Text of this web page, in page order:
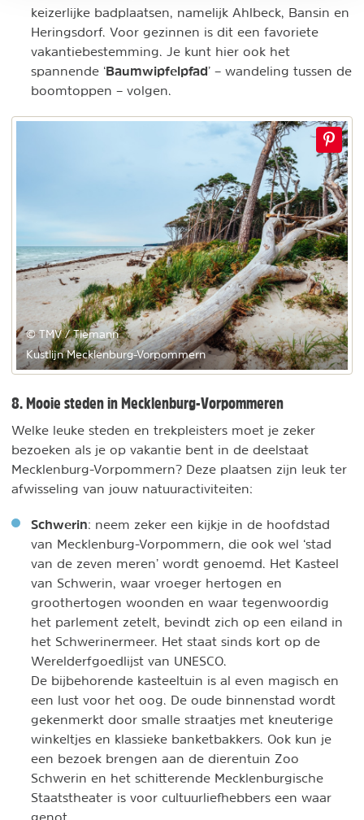
keizerlijke badplaatsen, namelijk Ahlbeck, Bansin en
Heringsdorf. Voor gezinnen is dit een favoriete
vakantiebestemming. Je kunt hier ook het
spannende ‘Baumwipfelpfad’ – wandeling tussen de
boomtoppen – volgen.
© TMV / Tiemann
Kustlijn Mecklenburg-Vorpommern
8. Mooie steden in Mecklenburg-Vorpommeren
Welke leuke steden en trekpleisters moet je zeker
bezoeken als je op vakantie bent in de deelstaat
Mecklenburg-Vorpommern? Deze plaatsen zijn leuk ter
afwisseling van jouw natuuractiviteiten:
Schwerin: neem zeker een kijkje in de hoofdstad
van Mecklenburg-Vorpommern, die ook wel ‘stad
van de zeven meren’ wordt genoemd. Het Kasteel
van Schwerin, waar vroeger hertogen en
groothertogen woonden en waar tegenwoordig
het parlement zetelt, bevindt zich op een eiland in
het Schwerinermeer. Het staat sinds kort op de
Werelderfgoedlijst van UNESCO.
De bijbehorende kasteeltuin is al even magisch en
een lust voor het oog. De oude binnenstad wordt
gekenmerkt door smalle straatjes met kneuterige
winkeltjes en klassieke banketbakkers. Ook kun je
een bezoek brengen aan de dierentuin Zoo
Schwerin en het schitterende Mecklenburgische
Staatstheater is voor cultuurliefhebbers een waar
genot.